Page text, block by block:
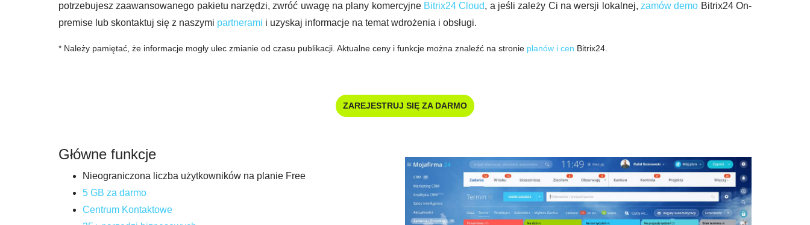
potrzebujesz zaawansowanego pakietu narzędzi, zwróć uwagę na plany komercyjne Bitrix24 Cloud, a jeśli zależy Ci na wersji lokalnej, zamów demo Bitrix24 On-
premise lub skontaktuj się z naszymi partnerami i uzyskaj informacje na temat wdrożenia i obsługi.
* Należy pamiętać, że informacje mogły ulec zmianie od czasu publikacji. Aktualne ceny i funkcje można znaleźć na stronie planów i cen Bitrix24.
ZAREJESTRUJ SIĘ ZA DARMO
Główne funkcje
Nieograniczona liczba użytkowników na planie Free
5 GB za darmo
Centrum Kontaktowe